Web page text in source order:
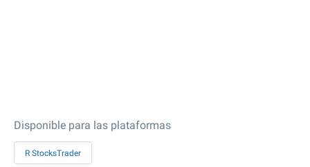
Disponible para las plataformas
R StocksTrader